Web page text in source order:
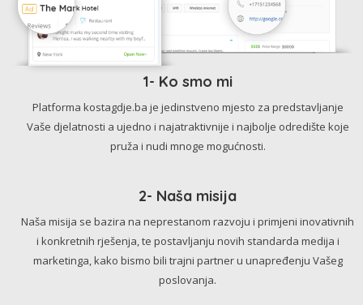
1- Ko smo mi
Platforma kostagdje.ba je jedinstveno mjesto za predstavljanje
Vaše djelatnosti a ujedno i najatraktivnije i najbolje odredište koje
pruža i nudi mnoge mogućnosti.
2- Naša misija
Naša misija se bazira na neprestanom razvoju i primjeni inovativnih
i konkretnih rješenja, te postavljanju novih standarda medija i
marketinga, kako bismo bili trajni partner u unapređenju Vašeg
poslovanja.